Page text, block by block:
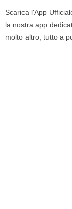
Scarica l'App
la nostra app
molto altro, tutto a